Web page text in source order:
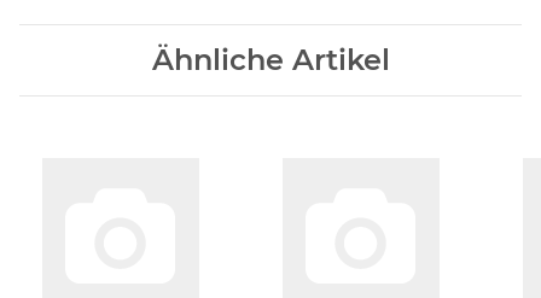
Ähnliche Artikel